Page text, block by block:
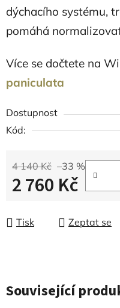
dýchacího systému,
pomáhá
Více se dočtete na
paniculata
Dostupnost
Kód:
4 140 Kč –33 %
2 760 Kč
Tisk Zeptat se
Související